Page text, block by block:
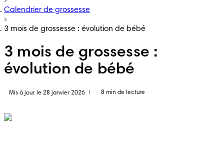
Calendrier de grossesse
3 mois de grossesse : évolution de bébé
3 mois de grossesse :
évolution de bébé
Mis à jour le 28 janvier 2026 8 min de lecture